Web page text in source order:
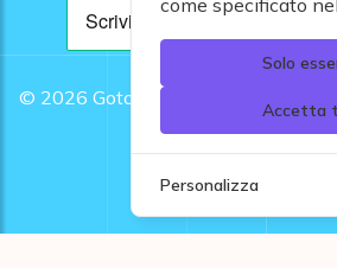
© 2026 Gotomare srl - Partita IVA
diritti riservati.
come specificato
Solo
Accetta
Personalizza